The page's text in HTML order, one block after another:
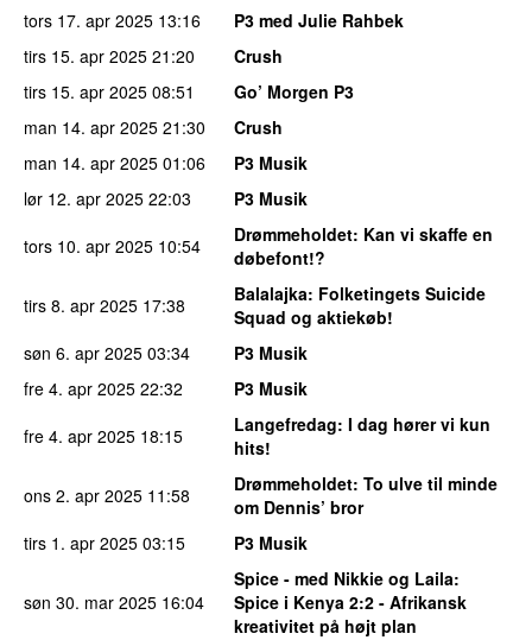
tors 17. apr 2025 13:16
P3 med Julie Rahbek
tirs 15. apr 2025 21:20
Crush
tirs 15. apr 2025 08:51
Go’ Morgen P3
man 14. apr 2025 21:30
Crush
man 14. apr 2025 01:06
P3 Musik
lør 12. apr 2025 22:03
P3 Musik
tors 10. apr 2025 10:54 Drømmeholdet: Kan vi skaffe en
døbefont!?
tirs 8. apr 2025 17:38 Balalajka: Folketingets Suicide
Squad og aktiekøb!
søn 6. apr 2025 03:34
P3 Musik
fre 4. apr 2025 22:32
P3 Musik
fre 4. apr 2025 18:15 Langefredag: I dag hører vi kun
hits!
ons 2. apr 2025 11:58 Drømmeholdet: To ulve til minde
om Dennis’ bror
tirs 1. apr 2025 03:15 P3 Musik
søn 30. mar 2025 16:04
Spice - med Nikkie og Laila:
Spice i Kenya 2:2 - Afrikansk
kreativitet på højt plan